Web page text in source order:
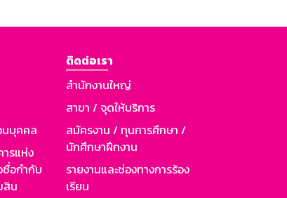
นบุคคล
รแห่ง
ชื่อกำกับ
สิน
ติดต่อเรา
สำนักงานใหญ่
สาขา / จุดให้บริการ
สมัครงาน / ทุนการศึกษา /
นักศึกษาฝึกงาน
รายงานและช่องทางการร้อง
เรียน